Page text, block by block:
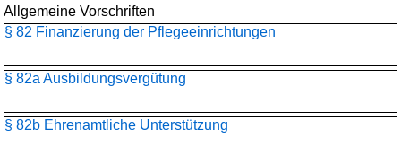
Allgemeine Vorschriften
§ 82 Finanzierung der Pflegeeinrichtungen
§ 82a Ausbildungsvergütung
§ 82b Ehrenamtliche Unterstützung